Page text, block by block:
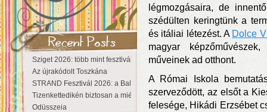
Sziget 2026: több mint fesztivál, egy városnyi élmény
Az újrakódolt Toszkána
STRAND Fesztivál 2026: a Balaton partján a nyár még tart!
Tizenkettedikén biztosan a miénk a Sziget!
Odüsszeia
légmozgásaira, de
szédülten keringtünk a
és itáliai létezést. A Dolce
magyar
műveinek ad otthont.
A Római Iskola
szerveződött, az elsőt a
felesége, Hikádi Erzsébet